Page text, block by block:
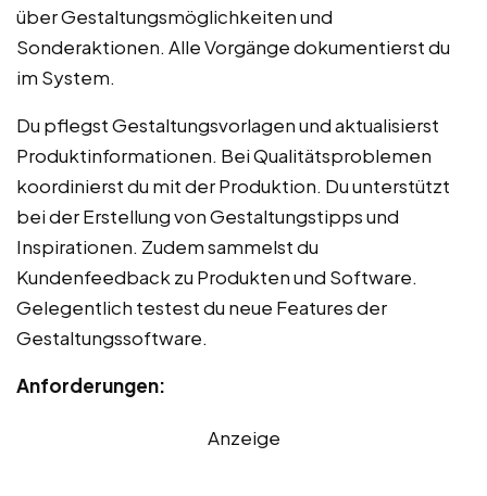
über Gestaltungsmöglichkeiten und
Sonderaktionen. Alle Vorgänge dokumentierst du
im System.
Du pflegst Gestaltungsvorlagen und aktualisierst
Produktinformationen. Bei Qualitätsproblemen
koordinierst du mit der Produktion. Du unterstützt
bei der Erstellung von Gestaltungstipps und
Inspirationen. Zudem sammelst du
Kundenfeedback zu Produkten und Software.
Gelegentlich testest du neue Features der
Gestaltungssoftware.
Anforderungen:
Anzeige